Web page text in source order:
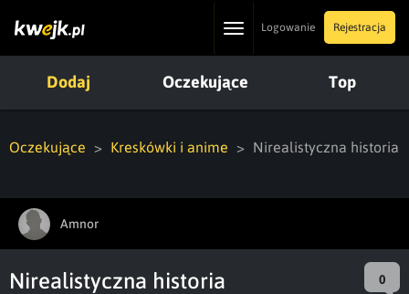
ToggleLogowanie Rejestracja
Dodaj Oczekujące Top
Oczekujące Kreskówki i anime Nirealistyczna historia
Amnor
Nirealistyczna historia 0